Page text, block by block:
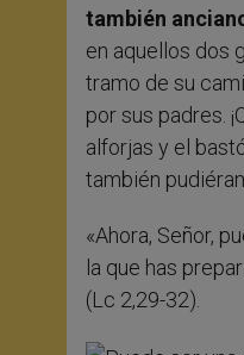
también
en aquellos dos
tramo de su
por sus padres.
alforjas y el
también
«Ahora, Señor,
la que has
(Lc 2,29-32).